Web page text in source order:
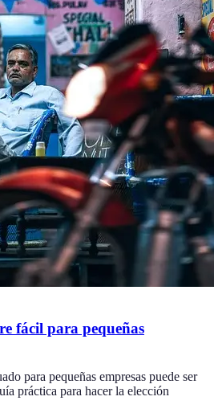
fácil para pequeñas
para pequeñas empresas puede ser
práctica para hacer la elección